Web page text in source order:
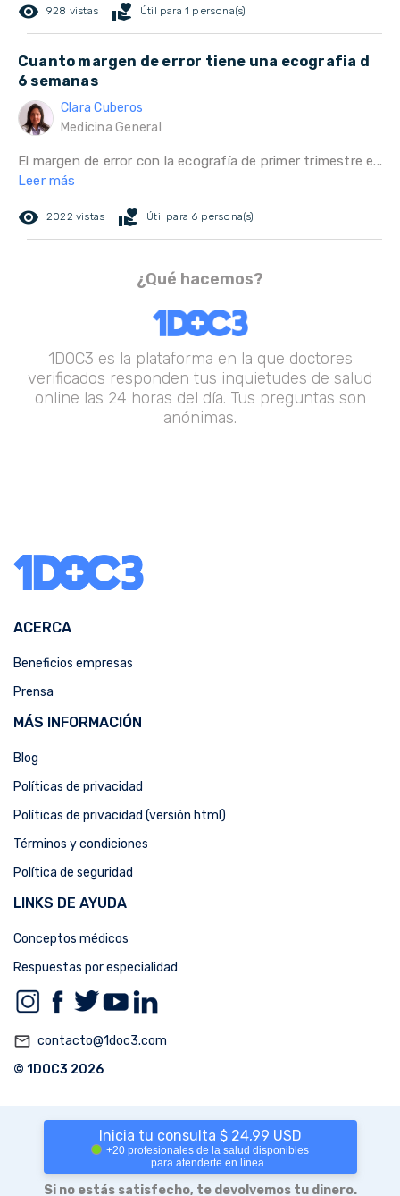
remove_red_eye 928 vistas volunteer_activism Útil para 1 persona(s)
Cuanto margen de error tiene una ecografia d
6 semanas
Clara Cuberos
Medicina General
El margen de error con la ecografía de primer trimestre e...
Leer más
remove_red_eye 2022 vistas volunteer_activism Útil para 6 persona(s)
¿Qué hacemos?
1DOC3 es la plataforma en la que doctores
verificados responden tus inquietudes de salud
online las 24 horas del día. Tus preguntas son
anónimas.
Inicia tu consulta $ 24,99 USD
+20 profesionales de la salud disponibles
para atenderte en línea
Si no estás satisfecho, te devolvemos tu dinero.
ACERCA
Beneficios empresas
Prensa
MÁS INFORMACIÓN
Blog
Políticas de privacidad
Políticas de privacidad (versión html)
Términos y condiciones
Política de seguridad
LINKS DE AYUDA
Conceptos médicos
Respuestas por especialidad
mail_outline contacto@1doc3.com
© 1DOC3 2026